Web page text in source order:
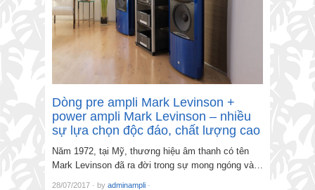
Dòng pre ampli Mark Levinson +
power ampli Mark Levinson – nhiều
sự lựa chọn độc đáo, chất lượng cao
Năm 1972, tại Mỹ, thương hiệu âm thanh có tên
Mark Levinson đã ra đời trong sự mong ngóng và…
28/07/2017 · by adminampli ·